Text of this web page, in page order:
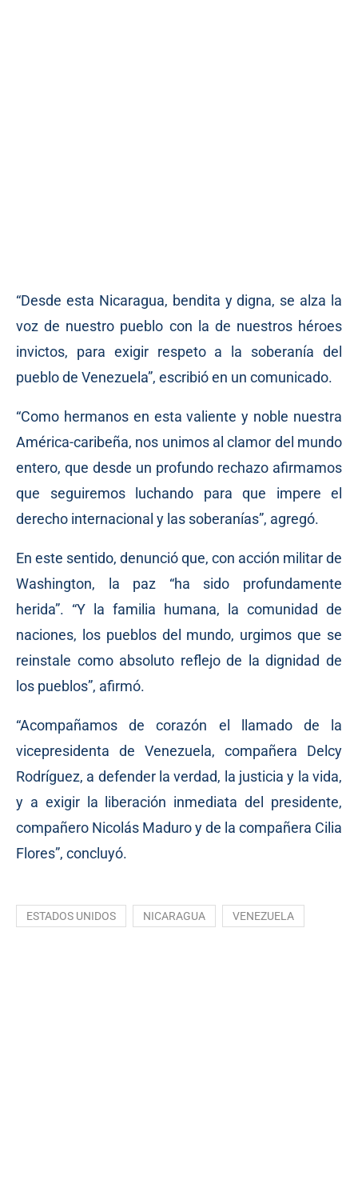
“Desde esta Nicaragua, bendita y digna, se alza la
voz de nuestro pueblo con la de nuestros héroes
invictos, para exigir respeto a la soberanía del
pueblo de Venezuela”, escribió en un comunicado.
“Como hermanos en esta valiente y noble nuestra
América-caribeña, nos unimos al clamor del mundo
entero, que desde un profundo rechazo afirmamos
que seguiremos luchando para que impere el
derecho internacional y las soberanías”, agregó.
En este sentido, denunció que, con acción militar de
Washington, la paz “ha sido profundamente
herida”. “Y la familia humana, la comunidad de
naciones, los pueblos del mundo, urgimos que se
reinstale como absoluto reflejo de la dignidad de
los pueblos”, afirmó.
“Acompañamos de corazón el llamado de la
vicepresidenta de Venezuela, compañera Delcy
Rodríguez, a defender la verdad, la justicia y la vida,
y a exigir la liberación inmediata del presidente,
compañero Nicolás Maduro y de la compañera Cilia
Flores”, concluyó.
ESTADOS UNIDOS NICARAGUA VENEZUELA